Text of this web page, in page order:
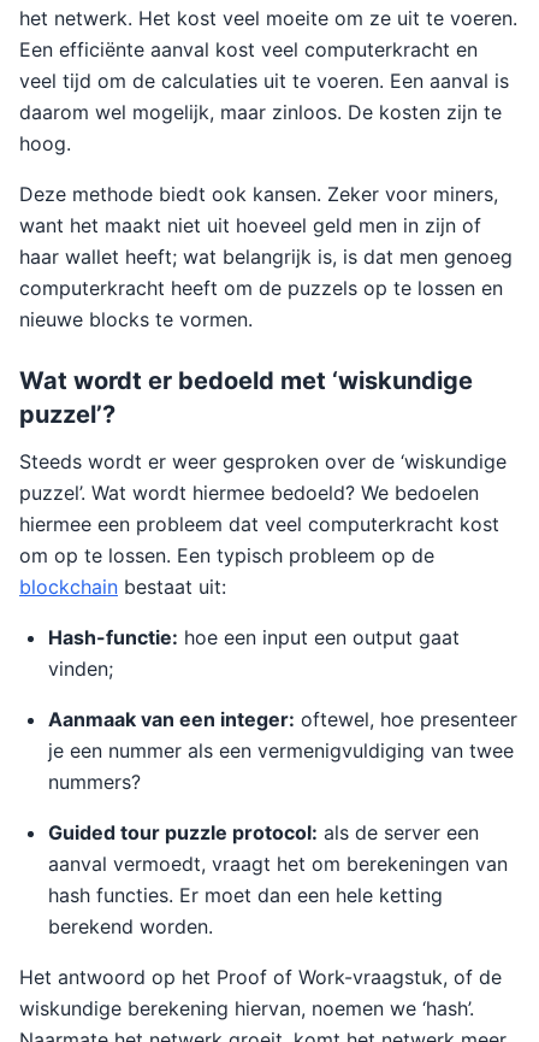
het netwerk. Het kost veel moeite om ze uit te voeren.
Een efficiënte aanval kost veel computerkracht en
veel tijd om de calculaties uit te voeren. Een aanval is
daarom wel mogelijk, maar zinloos. De kosten zijn te
hoog.
Deze methode biedt ook kansen. Zeker voor miners,
want het maakt niet uit hoeveel geld men in zijn of
haar wallet heeft; wat belangrijk is, is dat men genoeg
computerkracht heeft om de puzzels op te lossen en
nieuwe blocks te vormen.
Wat wordt er bedoeld met ‘wiskundige
puzzel’?
Steeds wordt er weer gesproken over de ‘wiskundige
puzzel’. Wat wordt hiermee bedoeld? We bedoelen
hiermee een probleem dat veel computerkracht kost
om op te lossen. Een typisch probleem op de
blockchain bestaat uit:
Hash-functie: hoe een input een output gaat
vinden;
Aanmaak van een integer: oftewel, hoe presenteer
je een nummer als een vermenigvuldiging van twee
nummers?
Guided tour puzzle protocol: als de server een
aanval vermoedt, vraagt het om berekeningen van
hash functies. Er moet dan een hele ketting
berekend worden.
Het antwoord op het Proof of Work-vraagstuk, of de
wiskundige berekening hiervan, noemen we ‘hash’.